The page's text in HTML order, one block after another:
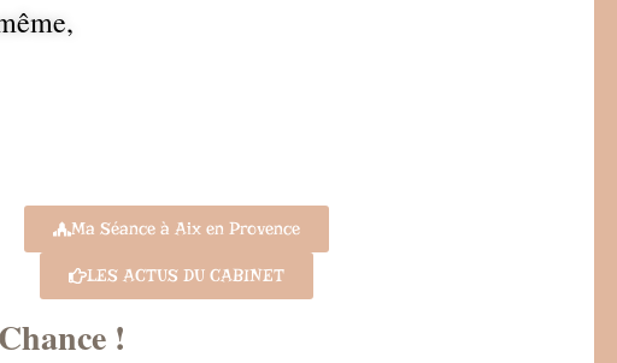
Ma Séance à Aix en Provence
LES ACTUS DU CABINET
!